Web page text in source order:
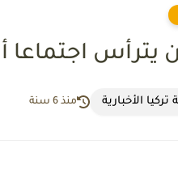
يترأس
الأخبارية منذ 6 سنة